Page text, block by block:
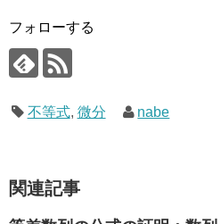
フォローする
不等式, 微分 nabe
関連記事